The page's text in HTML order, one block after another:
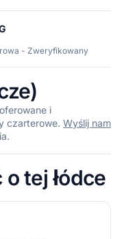
- Zweryfikowany
i
czarterowe. Wyślij nam
tej łódce